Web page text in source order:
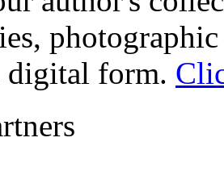
digital form.